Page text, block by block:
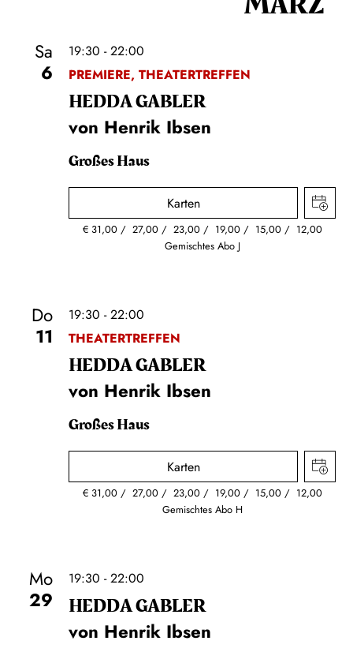
Sa
6
19:30 - 22:00
PREMIERE, THEATERTREFFEN
HEDDA GABLER
von Henrik Ibsen
Großes Haus
Karten
€ 31,00 27,00 23,00 19,00 15,00
12,00
Gemischtes Abo J
Do
11
19:30 - 22:00
THEATERTREFFEN
HEDDA GABLER
von Henrik Ibsen
Großes Haus
Karten
€ 31,00 27,00 23,00 19,00 15,00
12,00
Gemischtes Abo H
Mo
29
19:30 - 22:00
HEDDA GABLER
von Henrik Ibsen